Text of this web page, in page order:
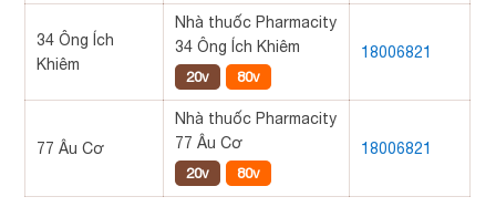
34 Ông Ích
Khiêm
Nhà thuốc Pharmacity
34 Ông Ích Khiêm
20v 80v
18006821
77 Âu Cơ
Nhà thuốc Pharmacity
77 Âu Cơ
20v 80v
18006821